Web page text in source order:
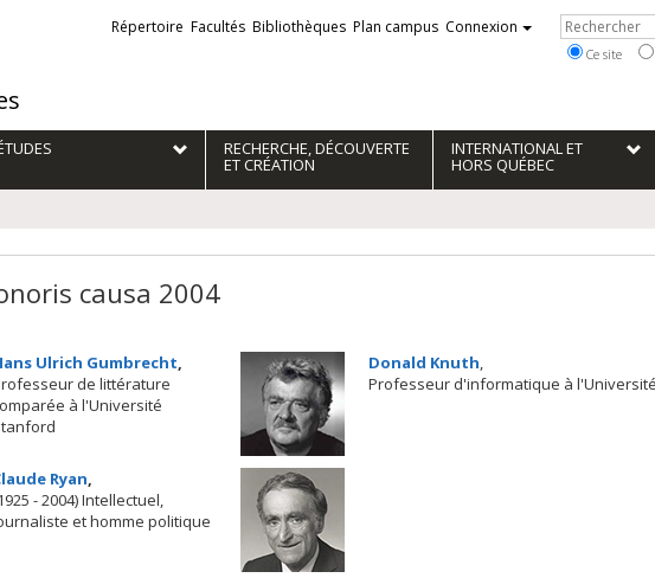
Liens
externes
Répertoire Facultés Bibliothèques Plan campus Connexion
Ce site
RECHERCHE, DÉCOUVERTE
ET CRÉATION
INTERNATIONAL ET
HORS QUÉBEC
causa 2004
Ulrich Gumbrecht,
de littérature
à l'Université
Ryan,
- 2004) Intellectuel,
et homme politique
Donald Knuth,
Professeur d'informatique à